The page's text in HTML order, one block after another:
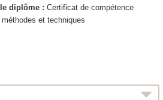
diplôme : Certificat de compétence
et techniques